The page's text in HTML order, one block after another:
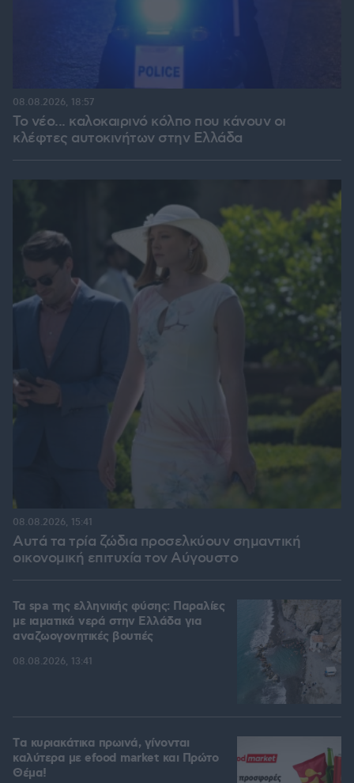
Το νέο... καλοκαιρινό κόλπο που κάνουν οι
κλέφτες αυτοκινήτων στην Ελλάδα
08.08.2026, 18:57
Αυτά τα τρία ζώδια προσελκύουν σημαντική
οικονομική επιτυχία τον Αύγουστο
08.08.2026, 15:41
Τα spa της ελληνικής φύσης: Παραλίες
με ιαματικά νερά στην Ελλάδα για
αναζωογονητικές βουτιές
08.08.2026, 13:41
Tα κυριακάτικα πρωινά, γίνονται
καλύτερα με efood market και Πρώτο
Θέμα!